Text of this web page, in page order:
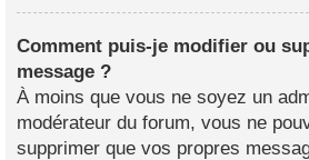
Comment puis-je modifier ou
message ?
À moins que vous ne soyez un
modérateur du forum, vous ne
supprimer que vos propres